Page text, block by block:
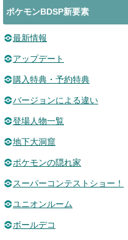
ポケモンBDSP新要素
最新情報
アップデート
購入特典・予約特典
バージョンによる違い
登場人物一覧
地下大洞窟
ポケモンの隠れ家
スーパーコンテストショー！
ユニオンルーム
ボールデコ